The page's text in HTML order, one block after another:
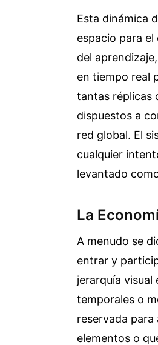
Esta dinámica
espacio para
del
en tiempo real
tantas réplicas
dispuestos a
red global. El
cualquier
levantado
La
A menudo se
entrar y
jerarquía visual
temporales o
reservada
elementos o